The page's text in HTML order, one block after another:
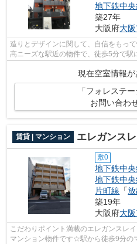
地下鉄中央
築27年
大阪府大
造りとデザインに関して、自信をもっ
高ニーズな駅近の物件で、徒歩5分で
現在空室情報が
「フォレステ
お問い合わ
賃貸 | マンション エレガンス
敷0
地下鉄中央
地下鉄中央
片町線 「放
築19年
大阪府大
こだわりポイント満載のエレガンスレ
マンション物件です☆駅から徒歩9分の